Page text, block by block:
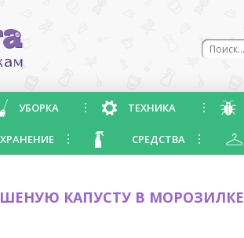
УБОРКА ТЕХНИКА
ХРАНЕНИЕ СРЕДСТВА
КАПУСТУ В МОРОЗИЛКЕ